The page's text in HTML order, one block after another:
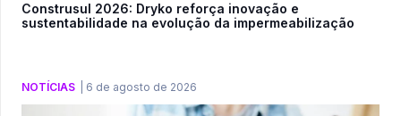
Construsul 2026: Dryko reforça inovação e
sustentabilidade na evolução da impermeabilização
NOTÍCIAS 6 de agosto de 2026